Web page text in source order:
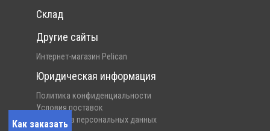
Как заказать
Склад
Другие сайты
Интернет-магазин Pelican
Юридическая информация
Политика конфиденциальности
Условия поставок
Обработка персональных данных